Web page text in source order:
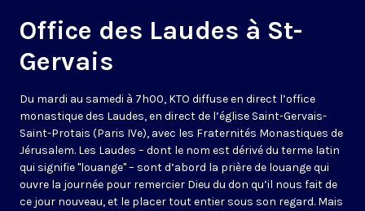
Office des Laudes à St-
Gervais
Du mardi au samedi à 7h00, KTO diffuse en direct l’office
monastique des Laudes, en direct de l’église Saint-Gervais-
Saint-Protais (Paris IVe), avec les Fraternités Monastiques de
Jérusalem. Les Laudes – dont le nom est dérivé du terme latin
qui signifie "louange" – sont d’abord la prière de louange qui
ouvre la journée pour remercier Dieu du don qu’il nous fait de
ce jour nouveau, et le placer tout entier sous son regard. Mais